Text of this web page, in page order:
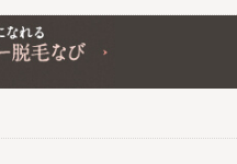
ーザー脱毛なび＠大阪